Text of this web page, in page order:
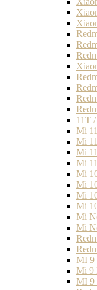
11T
Mi 11
Mi
Mi
Mi
Mi
Mi
Mi
Mi
Mi
Mi
MI 9
Mi 9
MI 9